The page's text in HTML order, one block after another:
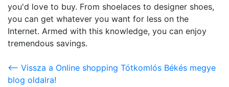
you'd love to buy. From shoelaces to designer shoes,
you can get whatever you want for less on the
Internet. Armed with this knowledge, you can enjoy
tremendous savings.
<-- Vissza a Online shopping Tótkomlós Békés megye
blog oldalra!